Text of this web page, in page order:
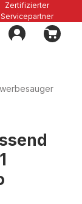
Zertifizierter
Servicepartner